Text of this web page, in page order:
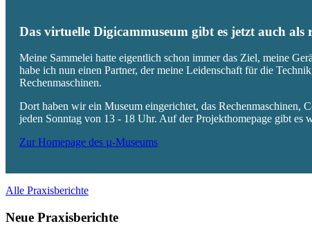
Das virtuelle Digicammuseum gibt es jetzt auch als
Meine Sammelei hatte eigentlich schon immer das Ziel, meine
habe ich nun einen Partner, der meine Leidenschaft für die
Rechenmaschinen.
Dort haben wir ein Museum eingerichtet, das Rechenmaschinen,
jeden Sonntag von 13 - 18 Uhr. Auf der Projekthomepage gibt es
Zur Homepage des µ-Museums
Alle Praxisberichte
Neue Praxisberichte